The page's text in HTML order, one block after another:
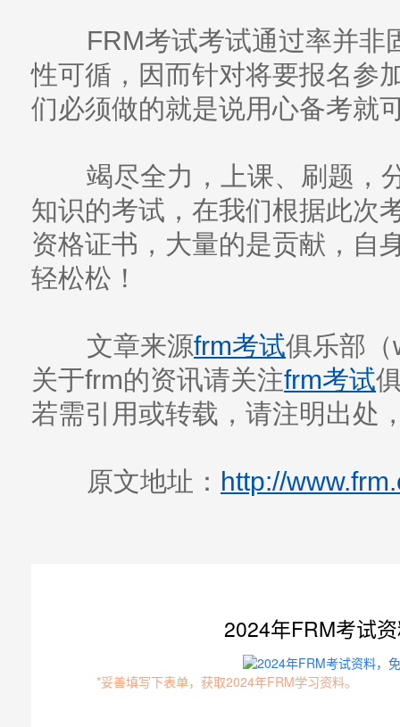
FRM考试考试通过率并非
性可循，因而针对将要报名参
们必须做的就是说用心备考就
竭尽全力，上课、刷题，
知识的考试，在我们根据此次
资格证书，大量的是贡献，自
轻松松！
文章来源frm考试俱乐部
关于frm的资讯请关注frm考试
若需引用或转载，请注明出处
原文地址： http://